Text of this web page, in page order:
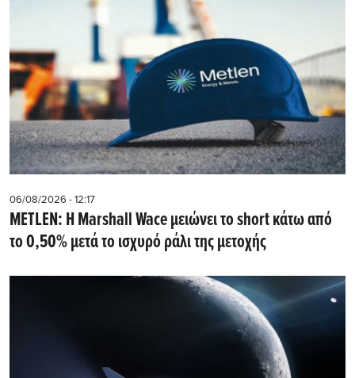
06/08/2026 - 12:17
METLEN: Η Marshall Wace μειώνει το short κάτω από
το 0,50% μετά το ισχυρό ράλι της μετοχής